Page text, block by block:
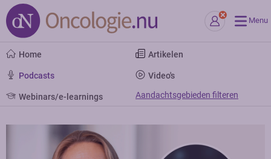
Menu
Home Artikelen
Podcasts Video's
Webinars/e-learnings Aandachtsgebieden filteren